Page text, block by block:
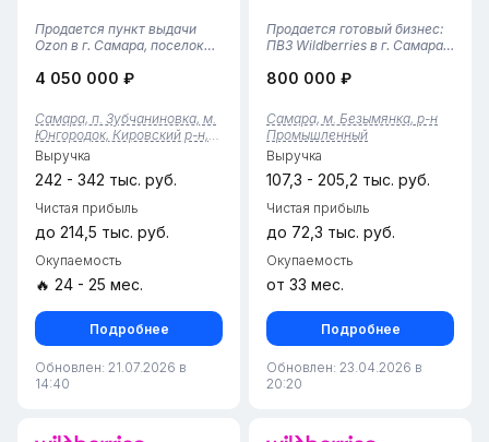
Продается пункт выдачи
Ozon в г. Самара, поселок
м² с зоной выдачи и
штате 2 опытных обученных
сотрудника, процессы
полностью налажены,
очередей нет. Ко...
4 050 000 ₽
Самара, п. Зубчаниновка, м.
Юнгородок, Кировский р-н,
обл. Самарская
Выручка
242 - 342 тыс. руб.
Чистая прибыль
до 214,5 тыс. руб.
Окупаемость
🔥 24 - 25 мес.
Подробнее
Обновлен: 21.07.2026 в
14:40
Продается готовый бизнес:
ПВЗ Wildberries в г. Самара
Предлагается полностью
развивающийся бизнес-
объект — пункт выдачи
заказов Wildberries.Площадь
— 42 кв. м: ую...
800 000 ₽
Самара, м. Безымянка, р-н
Промышленный
Выручка
107,3 - 205,2 тыс. руб.
Чистая прибыль
до 72,3 тыс. руб.
Окупаемость
от 33 мес.
Подробнее
Обновлен: 23.04.2026 в
20:20